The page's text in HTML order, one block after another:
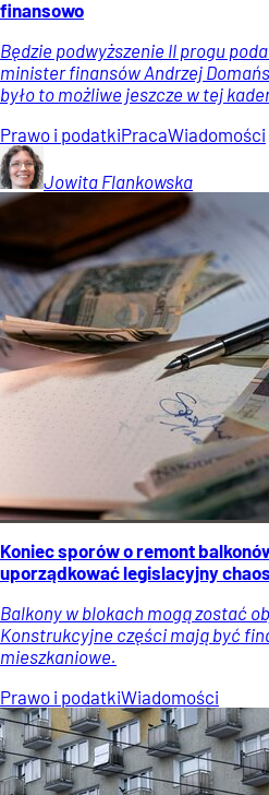
finansowo
Będzie podwyższenie II progu
minister finansów Andrzej
było to możliwe jeszcze w tej
Prawo i podatkiPracaWiadomości
Jowita Flankowska
Koniec sporów o remont
uporządkować legislacyjny chaos
Balkony w blokach mogą zostać
Konstrukcyjne części mają być
mieszkaniowe.
Prawo i podatkiWiadomości